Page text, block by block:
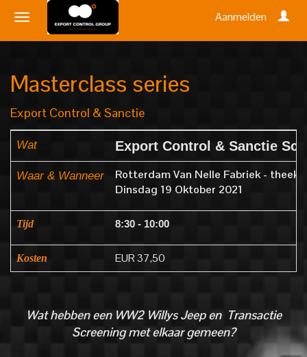
Aanmelden
Masterclass series
Export Control & Sanctie
Wat Export Control & Sanctie
Waar & Wanneer
Rotterdam Van Nelle Fabriek -
Dinsdag 19 Oktober 2021
Tijd 8:30 - 10:00
Kosten EUR 37,50
Wat hebben een WW2 Willys Jeep en Transactie
Screening met elkaar gemeen?